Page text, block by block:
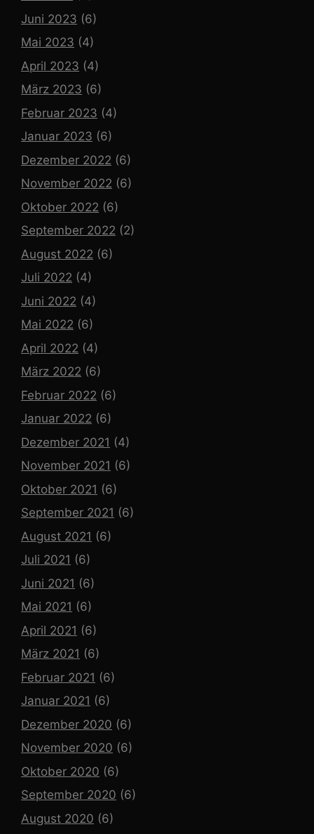
Juni 2023 (6)
Mai 2023 (4)
April 2023 (4)
März 2023 (6)
Februar 2023 (4)
Januar 2023 (6)
Dezember 2022 (6)
November 2022 (6)
Oktober 2022 (6)
September 2022 (2)
August 2022 (6)
Juli 2022 (4)
Juni 2022 (4)
Mai 2022 (6)
April 2022 (4)
März 2022 (6)
Februar 2022 (6)
Januar 2022 (6)
Dezember 2021 (4)
November 2021 (6)
Oktober 2021 (6)
September 2021 (6)
August 2021 (6)
Juli 2021 (6)
Juni 2021 (6)
Mai 2021 (6)
April 2021 (6)
März 2021 (6)
Februar 2021 (6)
Januar 2021 (6)
Dezember 2020 (6)
November 2020 (6)
Oktober 2020 (6)
September 2020 (6)
August 2020 (6)